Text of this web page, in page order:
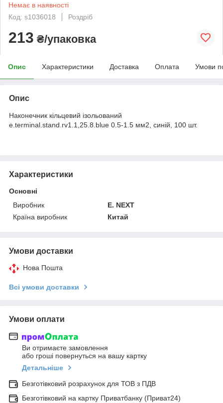
Немає в наявності
Код: s1036018
Роздріб
213 ₴/упаковка
Опис Характеристики Доставка Оплата Умови
Опис
Наконечник кільцевий ізольований
e.terminal.stand.rv1.1,25.8.blue 0.5-1.5 мм2, синій, 100 шт.
Характеристики
Основні
Виробник
E. NEXT
Країна виробник
Китай
Умови доставки
Нова Пошта
Всі умови доставки
Умови оплати
Ви отримаєте замовлення
або гроші повернуться на вашу картку
Детальніше
Безготівковий розрахунок для ТОВ з ПДВ
Безготівковий на картку Приватбанку (Приват24)